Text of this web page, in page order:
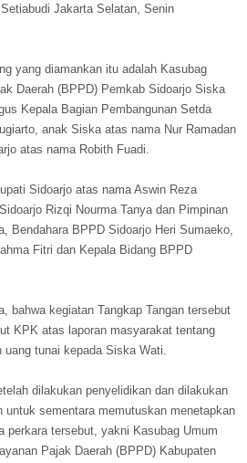
Jakarta Selatan, Senin
yang diamankan itu adalah Kasubag
Daerah (BPPD) Pemkab Sidoarjo Siska
Kepala Bagian Pembangunan Setda
anak Siska atas nama Nur Ramadan
atas nama Robith Fuadi.
Sidoarjo atas nama Aswin Reza
Rizqi Nourma Tanya dan Pimpinan
Bendahara BPPD Sidoarjo Heri Sumaeko,
Fitri dan Kepala Bidang BPPD
bahwa kegiatan Tangkap Tangan tersebut
KPK atas laporan masyarakat tentang
uang tunai kepada Siska Wati.
dilakukan penyelidikan dan dilakukan
untuk sementara memutuskan menetapkan
perkara tersebut, yakni Kasubag Umum
Pajak Daerah (BPPD) Kabupaten